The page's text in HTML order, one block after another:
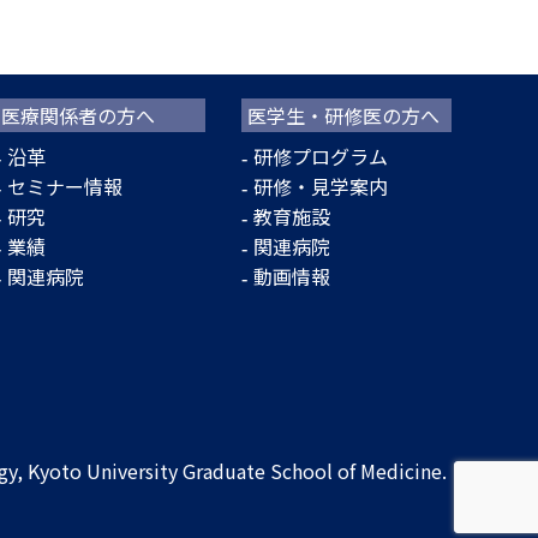
医療関係者の方へ
沿革
セミナー情報
研究
業績
関連病院
医学生・研修医の方へ
研修プログラム
研修・見学案内
教育施設
関連病院
動画情報
Kyoto University Graduate School of Medicine.